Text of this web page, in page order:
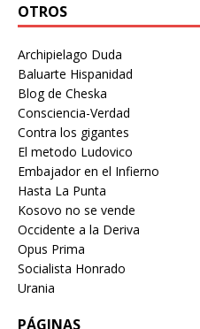
OTROS
Archipielago Duda
Baluarte Hispanidad
Blog de Cheska
Consciencia-Verdad
Contra los gigantes
El metodo Ludovico
Embajador en el Infierno
Hasta La Punta
Kosovo no se vende
Occidente a la Deriva
Opus Prima
Socialista Honrado
Urania
PÁGINAS